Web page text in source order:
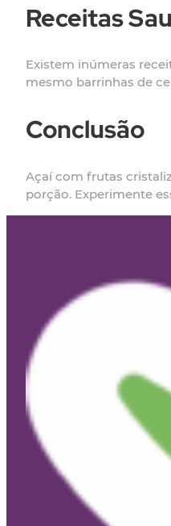
Receitas
Existem inúmeras
mesmo barrinhas de
Conclusão
Açaí com frutas
porção. Experimente